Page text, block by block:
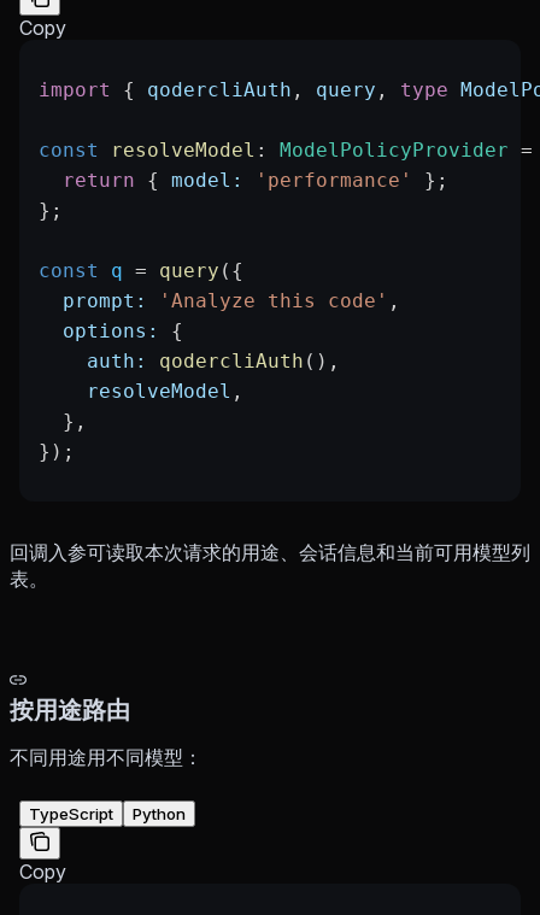
Copy
import { qodercliAuth , query , type
const resolveModel : ModelPolicyProvider =
  return
{ model: 'performance'
};
};
const q = query ({
  prompt:
'Analyze this code' ,
  options:
{
    auth:
qodercliAuth (),
    resolveModel
,
  },
});
回调入参可读取本次请求的用途、会话信息和当前可用模型列
表。
按用途路由
不同用途用不同模型：
TypeScript Python
Copy